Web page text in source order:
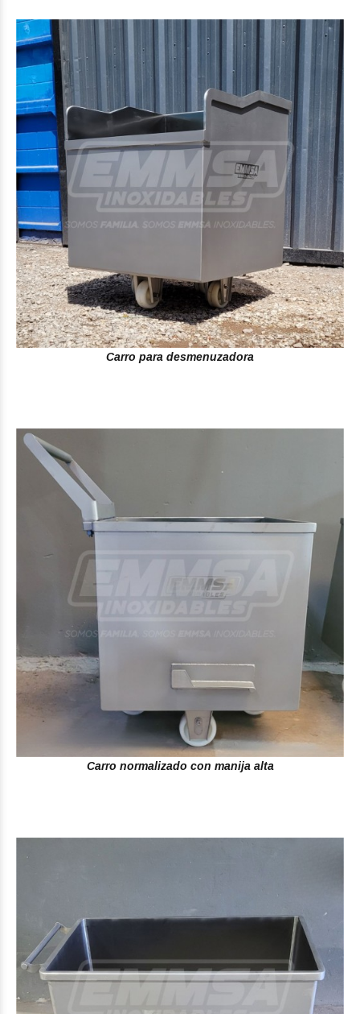
Carro para desmenuzadora
Carro normalizado con manija alta